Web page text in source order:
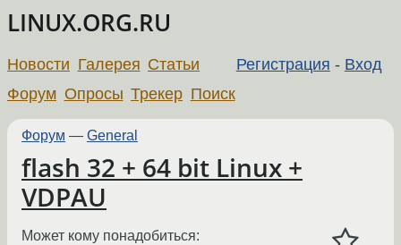
LINUX.ORG.RU
Регистрация - Вход
Новости Галерея Статьи
Форум Опросы Трекер Поиск
Форум — General
flash 32 + 64 bit Linux +
VDPAU
Может кому понадобиться: